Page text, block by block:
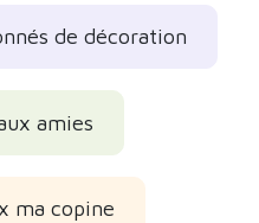
de décoration
amies
ma copine